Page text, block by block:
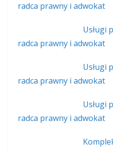
radca prawny i adwokat
Usługi
radca prawny i adwokat
Usługi
radca prawny i adwokat
Usługi
radca prawny i adwokat